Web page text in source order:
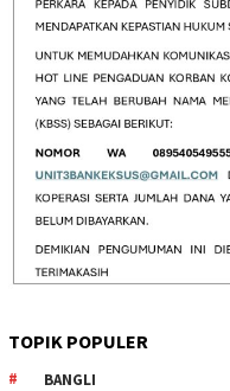
TOPIK POPULER
BANGLI